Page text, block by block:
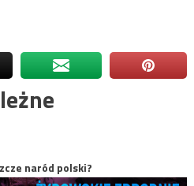
naród polski?